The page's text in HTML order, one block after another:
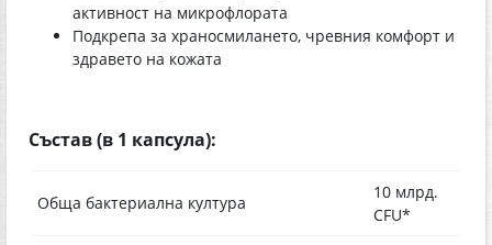
активност на микрофлората
Подкрепа за храносмилането, чревния комфорт и
здравето на кожата
Състав (в 1 капсула):
Обща бактериална култура
10 млрд.
CFU*